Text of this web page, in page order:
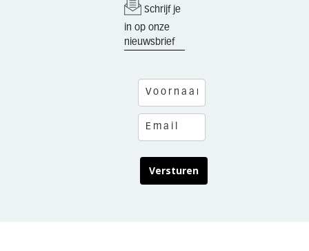
Schrijf je
in op onze
nieuwsbrief
Versturen